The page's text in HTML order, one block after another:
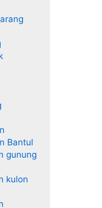
Bantul
gunung
kulon